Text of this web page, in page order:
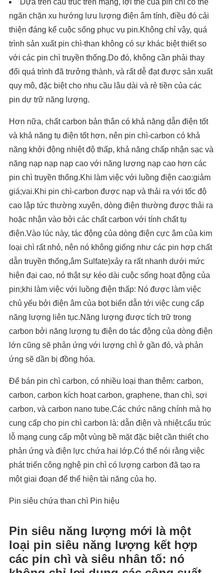
Dựa trên cấu trúc trên mạng, lợi thế của pin chì có thể
ngăn chặn xu hướng lưu lượng điện âm tính, điều đó cải
thiện đáng kể cuộc sống phục vụ pin.Không chỉ vậy, quá
trình sản xuất pin chì-than không có sự khác biệt thiết so
với các pin chì truyền thống.Do đó, không cần phải thay
đổi quá trình đã trưởng thành, và rất dễ đạt được sản xuất
quy mô, đặc biệt cho nhu cầu lâu dài và rẻ tiền của các
pin dự trữ năng lượng.
Hơn nữa, chất carbon bản thân có khả năng dẫn điện tốt
và khả năng tụ điện tốt hơn, nên pin chì-carbon có khả
năng khởi động nhiệt độ thấp, khả năng chấp nhận sạc và
năng nạp nạp nạp cao với năng lượng nạp cao hơn các
pin chì truyền thống.Khi làm việc với luồng điện cao:giảm
giá;vai.Khi pin chì-carbon được nạp và thải ra với tốc độ
cao lập tức thường xuyên, dòng điện thường được thải ra
hoặc nhận vào bởi các chất carbon với tính chất tụ
điện.Vào lúc này, tác động của dòng điện cực âm của kim
loại chì rất nhỏ, nên nó không giống như các pin hợp chất
dẫn truyền thống,âm Sulfate)xảy ra rất nhanh dưới mức
hiện đại cao, nó thật sự kéo dài cuộc sống hoạt động của
pin;khi làm việc với luồng điện thấp: Nó được làm việc
chủ yếu bởi điện âm của bọt biển dẫn tới việc cung cấp
năng lượng liên tục.Năng lượng được tích trữ trong
carbon bởi năng lượng tụ điện do tác động của dòng điện
lớn cũng sẽ phản ứng với lượng chì ở gần đó, và phản
ứng sẽ dần bị đồng hóa.
Để bán pin chì carbon, có nhiều loại than thêm: carbon,
carbon, carbon kích hoạt carbon, graphene, than chì, sợi
carbon, và carbon nano tube.Các chức năng chính mà họ
cung cấp cho pin chì carbon là: dẫn điện và nhiệt.cấu trúc
lỗ mạng cung cấp một vùng bề mặt đặc biệt cần thiết cho
phản ứng và điện lực chứa hai lớp.Có thể nói rằng việc
phát triển công nghệ pin chì có lượng carbon đã tạo ra
một giai đoạn để thể hiện tài năng của họ.
Pin siêu chứa than chì Pin hiệu
Pin siêu năng lượng mới là một
loại pin siêu năng lượng kết hợp
các pin chì và siêu nhân tố: nó